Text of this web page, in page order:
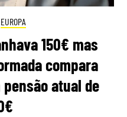
EUROPA
150€ mas
compara
atual de